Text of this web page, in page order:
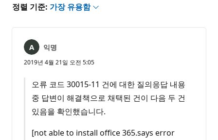
정렬 기준: 가장 유용함
익명
2019년 4월 21일 오전 5:05
오류 코드 30015-11 건에 대한 질의응답 내용
중 답변이 해결책으로 채택된 건이 다음 두 건
있음을 확인했습니다.
[not able to install office 365.says error